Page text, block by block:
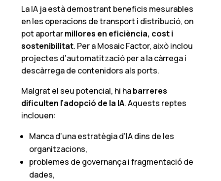
La IA ja està demostrant beneficis mesurables
en les operacions de transport i distribució, on
pot aportarmillores en eficiència, cost i
sostenibilitat. Per a Mosaic Factor, això inclou
projectes d’automatització per a la càrrega i
descàrrega de contenidors als ports.
Malgrat el seu potencial, hi habarreres
dificulten l’adopció de la IA. Aquests reptes
inclouen:
Manca d’una estratègia d’IA dins de les
organitzacions,
problemes de governança i fragmentació de
dades,